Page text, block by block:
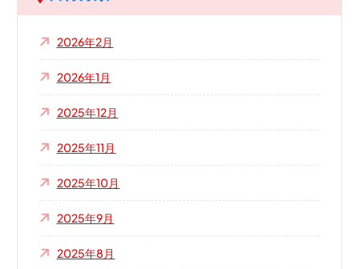
2026年2月
2026年1月
2025年12月
2025年11月
2025年10月
2025年9月
2025年8月